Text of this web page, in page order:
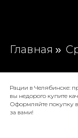
Главная »
Рации в Челябинске:
вы недорого купите
Оформляйте покупку
за вами!